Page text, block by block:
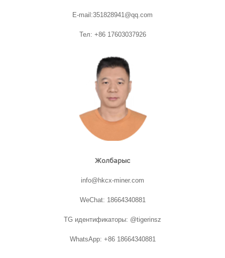
E-mail:351828941@qq.com
Тел: +86 17603037926
Жолбарыс
info@hkcx-miner.com
WeChat: 18664340881
TG идентификаторы: @tigerinsz
WhatsApp: +86 18664340881